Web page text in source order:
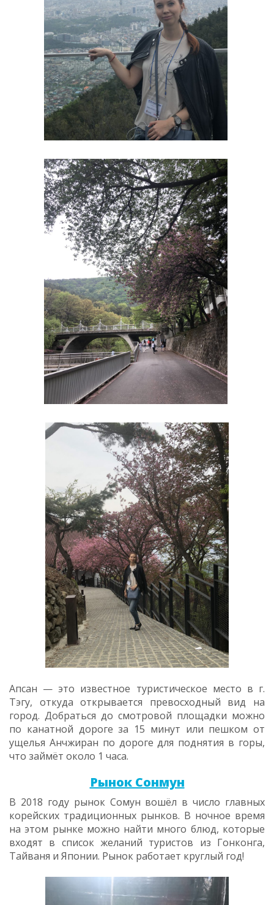
Апсан — это известное туристическое место в г.
Тэгу, откуда открывается превосходный вид на
город. Добраться до смотровой площадки можно
по канатной дороге за 15 минут или пешком от
ущелья Анчжиран по дороге для поднятия в горы,
что займёт около 1 часа.
Рынок Сонмун
В 2018 году рынок Сомун вошёл в число главных
корейских традиционных рынков. В ночное время
на этом рынке можно найти много блюд, которые
входят в список желаний туристов из Гонконга,
Тайваня и Японии. Рынок работает круглый год!